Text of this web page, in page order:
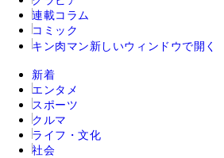
連載コラム
コミック
キン肉マン 新しいウィンドウで開く
新着
エンタメ
スポーツ
クルマ
ライフ・文化
社会